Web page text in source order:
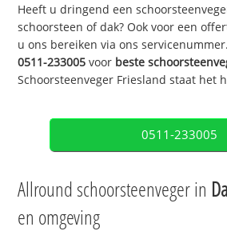
Heeft u dringend een
schoorsteen of dak? Ook voor een
u ons bereiken via ons
0511-233005 voor beste
Schoorsteenveger Friesland staat het
0511-233005
Allround schoorsteenveger in
en omgeving